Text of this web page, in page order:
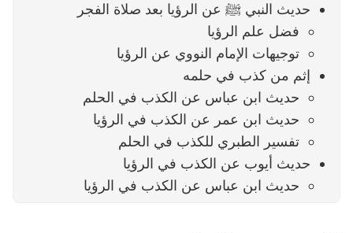
حديث النبي ﷺ عن الرؤيا بعد صلاة الفجر
فضل علم الرؤيا
توجيهات الإمام النووي عن الرؤيا
إثم من كذب في حلمه
حديث ابن عباس عن الكذب في الحلم
حديث ابن عمر عن الكذب في الرؤيا
تفسير الطبري للكذب في الحلم
حديث أيوب عن الكذب في الرؤيا
حديث ابن عباس عن الكذب في الرؤيا